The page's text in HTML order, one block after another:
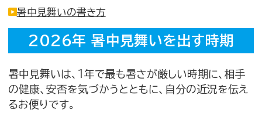
暑中見舞いの書き方
2026年 暑中見舞いを出す時期
暑中見舞いは、1年で最も暑さが厳しい時期に、相手
の健康、安否を気づかうとともに、自分の近況を伝え
るお便りです。